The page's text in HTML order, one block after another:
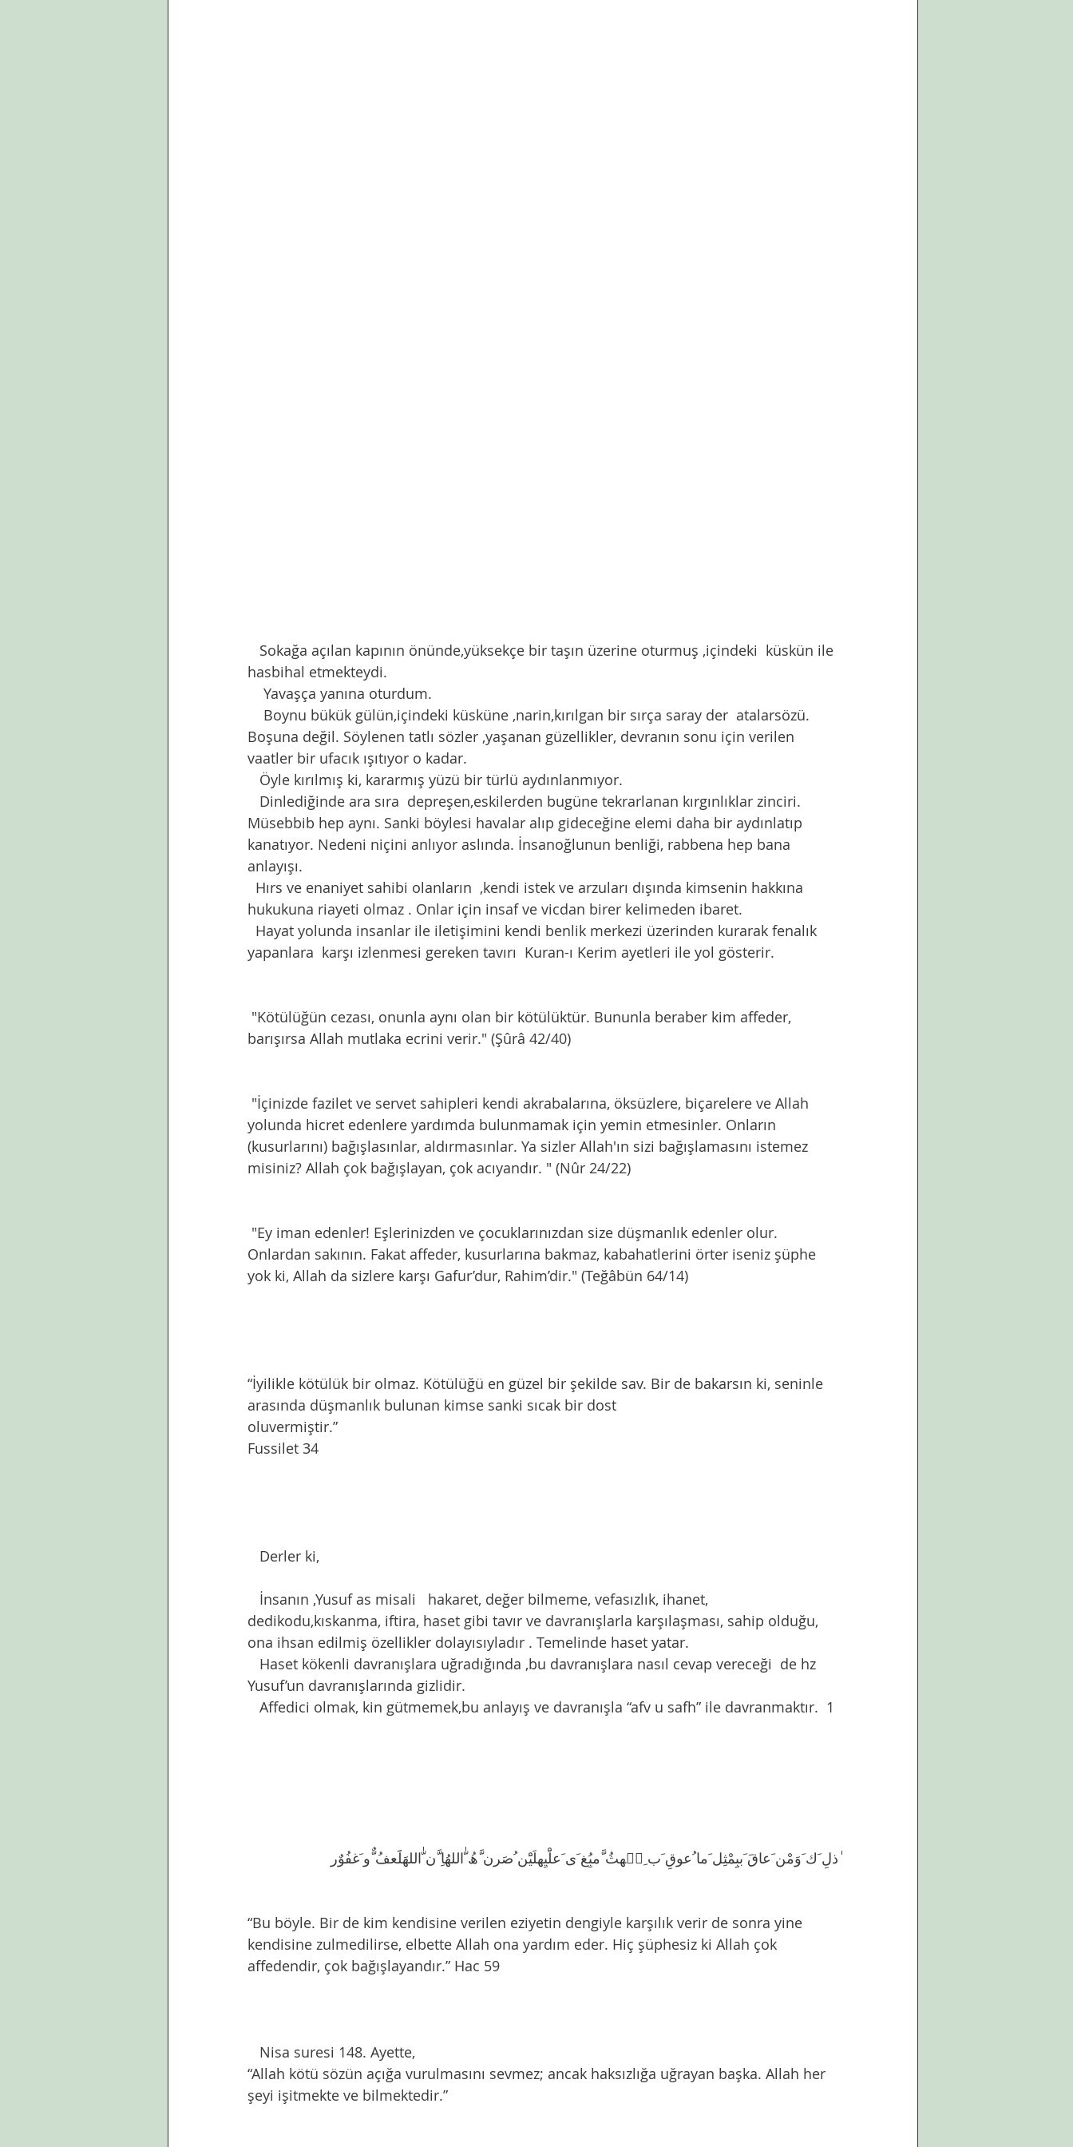
hasbihal etmekteydi.
    Yavaşça yanına oturdum.
Boşuna değil. Söylenen tatlı sözler ,yaşanan güzellikler, devranın sonu için verilen
vaatler bir ufacık ışıtıyor o kadar.
   Öyle kırılmış ki, kararmış yüzü bir türlü aydınlanmıyor.
Müsebbib hep aynı. Sanki böylesi havalar alıp gideceğine elemi daha bir aydınlatıp
kanatıyor. Nedeni niçini anlıyor aslında. İnsanoğlunun benliği, rabbena hep bana
anlayışı.
hukukuna riayeti olmaz . Onlar için insaf ve vicdan birer kelimeden ibaret.
yapanlara  karşı izlenmesi gereken tavırı  Kuran-ı Kerim ayetleri ile yol gösterir.
barışırsa Allah mutlaka ecrini verir." (Şûrâ 42/40)
yolunda hicret edenlere yardımda bulunmamak için yemin etmesinler. Onların
(kusurlarını) bağışlasınlar, aldırmasınlar. Ya sizler Allah'ın sizi bağışlamasını istemez
misiniz? Allah çok bağışlayan, çok acıyandır. " (Nûr 24/22)
Onlardan sakının. Fakat affeder, kusurlarına bakmaz, kabahatlerini örter iseniz şüphe
yok ki, Allah da sizlere karşı Gafur’dur, Rahim’dir." (Teğâbün 64/14)
“İyilikle kötülük bir olmaz. Kötülüğü en güzel bir şekilde sav. Bir de bakarsın ki, seninle
arasında düşmanlık bulunan kimse sanki sıcak bir dost
oluvermiştir.”
Fussilet 34
   Derler ki,
dedikodu,kıskanma, iftira, haset gibi tavır ve davranışlarla karşılaşması, sahip olduğu,
ona ihsan edilmiş özellikler dolayısıyladır . Temelinde haset yatar.
Yusuf’un davranışlarında gizlidir.
   Affedici olmak, kin gütmemek,bu anlayış ve davranışla “afv u safh” ile davranmaktır.  1
ٰذلِ َك َوَمْن َعاقَ َببِِمْثِل َما ُعوقِ َب ِبٖھثُ َّمبُِغ َى َعلَْیِھلَیَْن ُصَرن َّھُ ّٰاللهُاِ َّن ّٰاللهَلََعفُ ٌّو َغفُوٌر
“Bu böyle. Bir de kim kendisine verilen eziyetin dengiyle karşılık verir de sonra yine
kendisine zulmedilirse, elbette Allah ona yardım eder. Hiç şüphesiz ki Allah çok
affedendir, çok bağışlayandır.” Hac 59
   Nisa suresi 148. Ayette,
“Allah kötü sözün açığa vurulmasını sevmez; ancak haksızlığa uğrayan başka. Allah her
şeyi işitmekte ve bilmektedir.”